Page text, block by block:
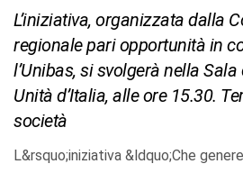
L’iniziativa, organizzata dalla
regionale pari opportunità in
l’Unibas, si svolgerà nella
Unità d’Italia, alle ore 15.30.
società
L&rsquo;iniziativa &ldquo;Che